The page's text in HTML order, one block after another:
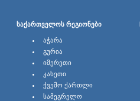
ᲡᲐᲥᲐᲠᲗᲕᲔᲚᲝᲡ ᲠᲔᲒᲘᲝᲜᲔᲑᲘ
ᲐᲭᲐᲠᲐ
ᲒᲣᲠᲘᲐ
ᲘᲛᲔᲠᲔᲗᲘ
ᲙᲐᲮᲔᲗᲘ
ᲥᲕᲔᲛᲝ ᲥᲐᲠᲗᲚᲘ
ᲡᲐᲛᲔᲒᲠᲔᲚᲝ